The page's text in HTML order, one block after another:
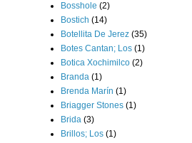
Bosshole (2)
Bostich (14)
Botellita De Jerez (35)
Botes Cantan; Los (1)
Botica Xochimilco (2)
Branda (1)
Brenda Marín (1)
Briagger Stones (1)
Brida (3)
Brillos; Los (1)